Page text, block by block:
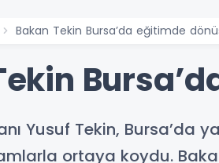
Bakan Tekin Bursa’da eğitimde
Yusuf Tekin, Bursa’da
ortaya koydu. Bakan